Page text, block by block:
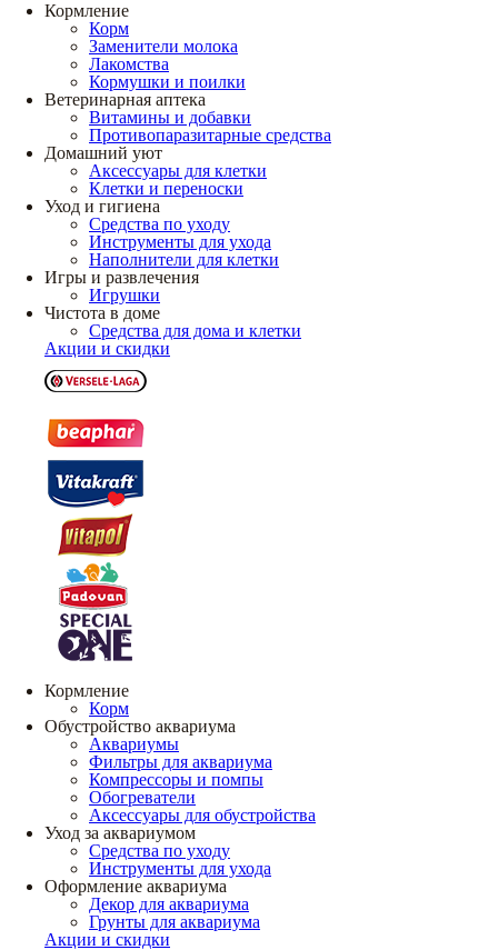
Кормление
Корм
Заменители молока
Лакомства
Кормушки и поилки
Ветеринарная аптека
Витамины и добавки
Противопаразитарные средства
Домашний уют
Аксессуары для клетки
Клетки и переноски
Уход и гигиена
Средства по уходу
Инструменты для ухода
Наполнители для клетки
Игры и развлечения
Игрушки
Чистота в доме
Средства для дома и клетки
Акции и скидки
Кормление
Корм
Обустройство аквариума
Аквариумы
Фильтры для аквариума
Компрессоры и помпы
Обогреватели
Аксессуары для обустройства
Уход за аквариумом
Средства по уходу
Инструменты для ухода
Оформление аквариума
Декор для аквариума
Грунты для аквариума
Акции и скидки